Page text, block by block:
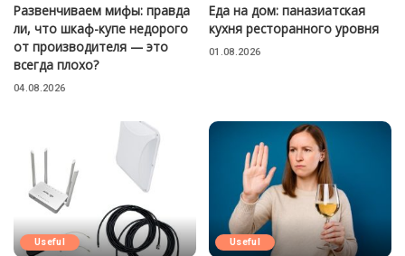
Развенчиваем мифы: правда
ли, что шкаф-купе недорого
от производителя — это
всегда плохо?
04.08.2026
Еда на дом: паназиатская
кухня ресторанного уровня
01.08.2026
Useful Useful